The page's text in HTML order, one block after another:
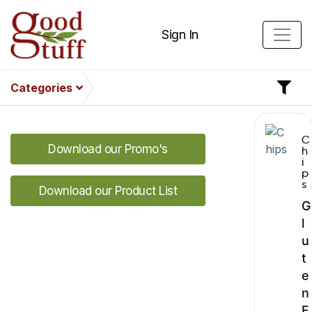
Sign In
Categories
Download our Promo's
Download our Product List
C
h
i
p
s
G
l
u
t
e
n